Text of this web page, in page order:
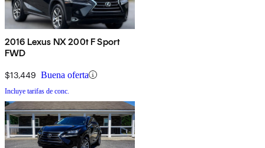
2016 Lexus NX 200t F Sport
FWD
$13,449 Buena oferta
Incluye tarifas de conc.